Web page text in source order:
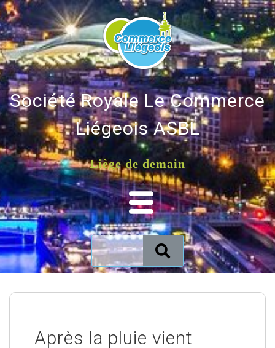
Société Royale Le Commerce
Liégeois ASBL
Liège de demain
Après la pluie vient